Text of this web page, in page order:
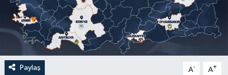
Paylaş A- A+
İLÇELER
OTOPARK
TEKNOLOJİ